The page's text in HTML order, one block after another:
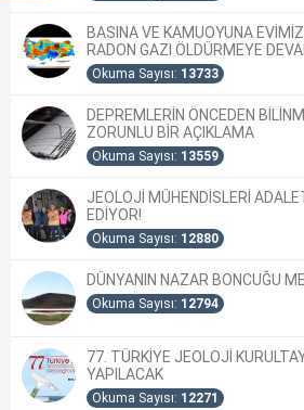
BASINA VE KAMUOYUNA
RADON GAZI ÖLDÜRMEYE
Okuma Sayısı: 13733
DEPREMLERİN ÖNCEDEN
ZORUNLU BİR AÇIKLAMA
Okuma Sayısı: 13559
JEOLOJİ MÜHENDİSLERİ
EDİYOR!
Okuma Sayısı: 12880
DÜNYANIN NAZAR BONCUĞU
Okuma Sayısı: 12794
77. TÜRKİYE JEOLOJİ
YAPILACAK
Okuma Sayısı: 12271